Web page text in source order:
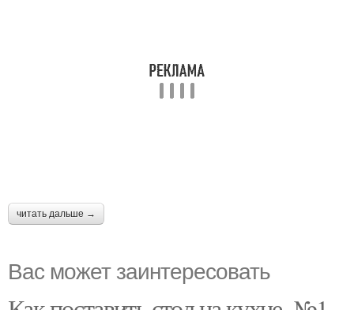
читать дальше →
Вас может заинтересовать